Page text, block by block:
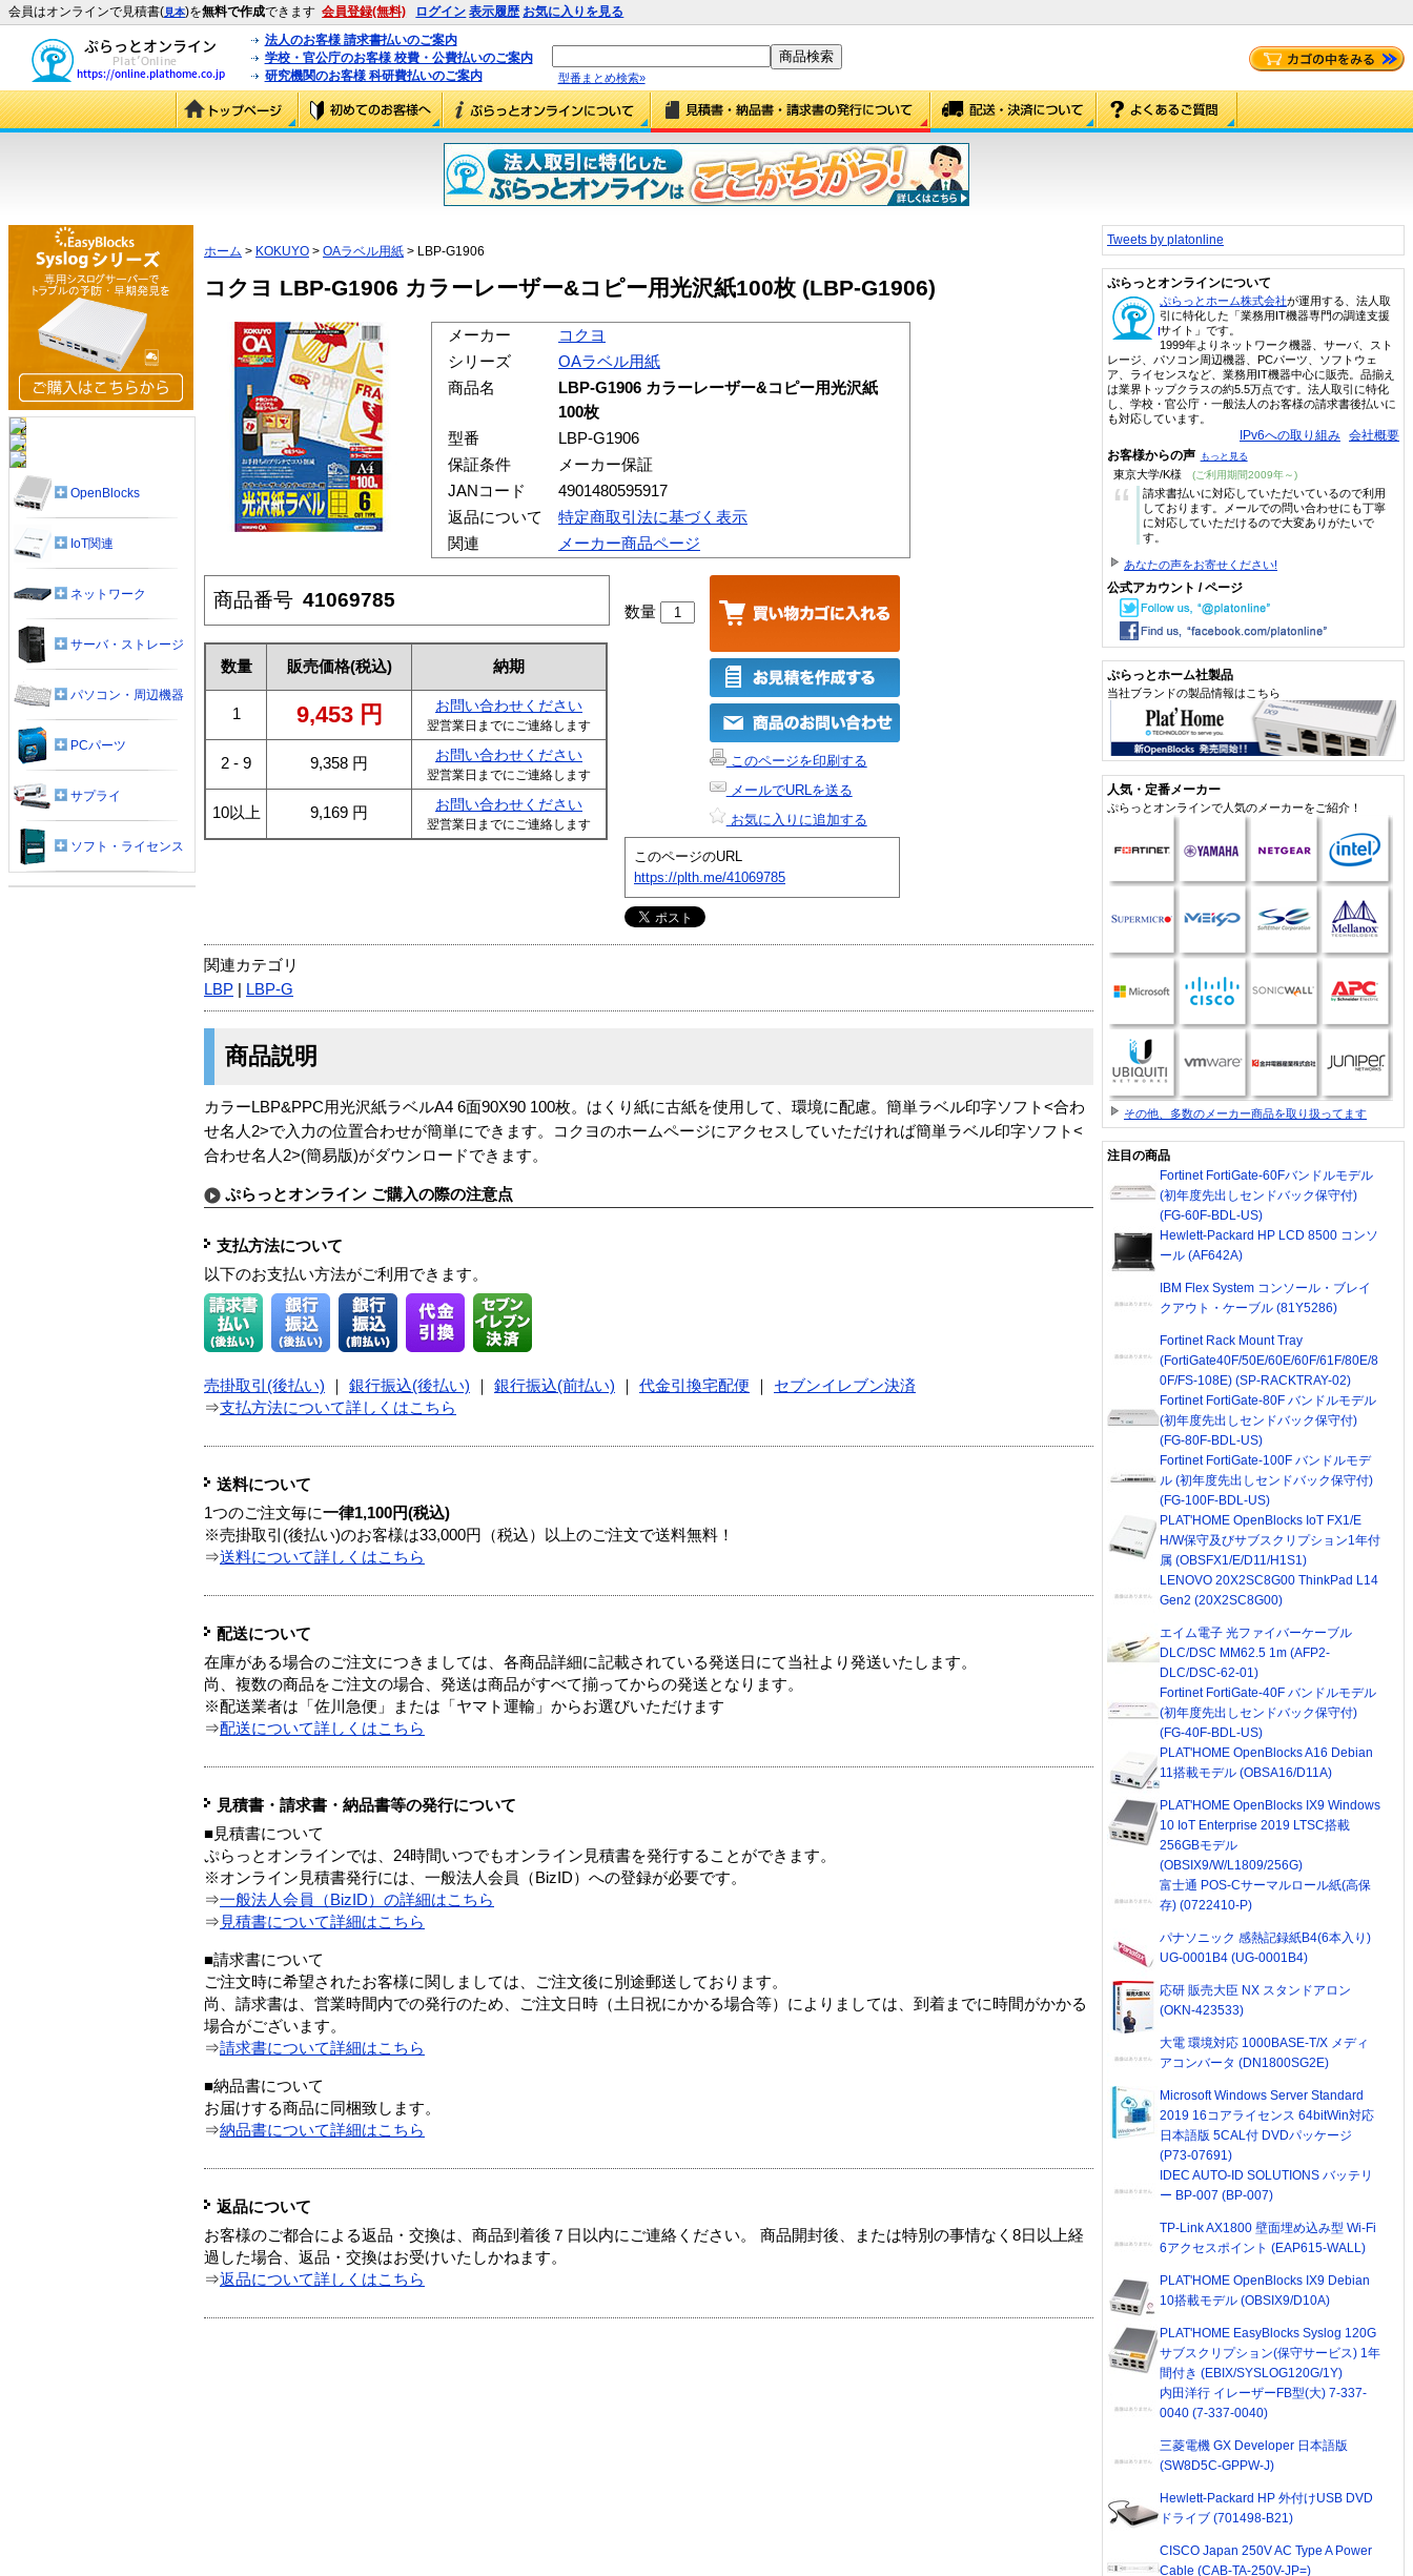
会員はオンラインで見積書(見本)を無料で作成できます 会員登録(無料) ログイン 表示履歴 お気に入りを見る
法人のお客様 請求書払いのご案内
学校・官公庁のお客様 校費・公費払いのご案内
研究機関のお客様 科研費払いのご案内
型番まとめ検索»
ホーム > KOKUYO > OAラベル用紙 > LBP-G1906
コクヨ LBP-G1906 カラーレーザー&コピー用光沢紙100枚 (LBP-G1906)
メーカー
コクヨ
シリーズ
OAラベル用紙
商品名
LBP-G1906 カラーレーザー&コピー用光沢紙
100枚
型番
LBP-G1906
保証条件
メーカー保証
JANコード
4901480595917
返品について
特定商取引法に基づく表示
関連
メーカー商品ページ
商品番号 41069785
数量 販売価格(税込) 納期
1 9,453 円 お問い合わせください
翌営業日までにご連絡します
2 - 9 9,358 円 お問い合わせください
翌営業日までにご連絡します
10以上 9,169 円 お問い合わせください
翌営業日までにご連絡します
数量
このページを印刷する
メールでURLを送る
お気に入りに追加する
このページのURL
https://plth.me/41069785
関連カテゴリ
LBP
LBP-G
商品説明
カラーLBP&PPC用光沢紙ラベルA4 6面90X90 100枚。はくり紙に古紙を使用して、環境に配慮。簡単ラベル印字ソフト<合わ
せ名人2>で入力の位置合わせが簡単にできます。コクヨのホームページにアクセスしていただければ簡単ラベル印字ソフト<
合わせ名人2>(簡易版)がダウンロードできます。
ぷらっとオンライン ご購入の際の注意点
支払方法について
以下のお支払い方法がご利用できます。
売掛取引(後払い) 銀行振込(後払い) 銀行振込(前払い) 代金引換宅配便
セブンイレブン決済
⇒支払方法について詳しくはこちら
送料について
1つのご注文毎に一律1,100円(税込)
※売掛取引(後払い)のお客様は33,000円（税込）以上のご注文で送料無料！
⇒送料について詳しくはこちら
配送について
在庫がある場合のご注文につきましては、各商品詳細に記載されている発送日にて当社より発送いたします。
尚、複数の商品をご注文の場合、発送は商品がすべて揃ってからの発送となります。
※配送業者は「佐川急便」または「ヤマト運輸」からお選びいただけます
⇒配送について詳しくはこちら
見積書・請求書・納品書等の発行について
■見積書について
ぷらっとオンラインでは、24時間いつでもオンライン見積書を発行することができます。
※オンライン見積書発行には、一般法人会員（BizID）への登録が必要です。
⇒一般法人会員（BizID）の詳細はこちら
⇒ 見積書について詳細はこちら
■請求書について
ご注文時に希望されたお客様に関しましては、ご注文後に別途郵送しております。
尚、請求書は、営業時間内での発行のため、ご注文日時（土日祝にかかる場合等）によりましては、到着までに時間がかかる
場合がございます。
⇒請求書について詳細はこちら
■納品書について
お届けする商品に同梱致します。
⇒納品書について詳細はこちら
返品について
お客様のご都合による返品・交換は、商品到着後７日以内にご連絡ください。 商品開封後、または特別の事情なく8日以上経
過した場合、返品・交換はお受けいたしかねます。
⇒返品について詳しくはこちら
OpenBlocks
IoT関連
ネットワーク
サーバ・ストレージ
パソコン・周辺機器
PCパーツ
サプライ
ソフト・ライセンス
Tweets by platonline
ぷらっとオンラインについて
ぷらっとホーム株式会社が運用する、法人取
引に特化した「業務用IT機器専門の調達支援
サイト」です。
1999年よりネットワーク機器、サーバ、スト
レージ、パソコン周辺機器、PCパーツ、ソフトウェ
ア、ライセンスなど、業務用IT機器中心に販売。品揃え
は業界トップクラスの約5.5万点です。法人取引に特化
し、学校・官公庁・一般法人のお客様の請求書後払いに
も対応しています。
IPv6への取り組み 会社概要
お客様からの声 もっと見る
東京大学/K様 (ご利用期間2009年～)
“
請求書払いに対応していただいているので利用
しております。メールでの問い合わせにも丁寧
に対応していただけるので大変ありがたいで
す。
あなたの声をお寄せください!
公式アカウント / ページ
ぷらっとホーム社製品
当社ブランドの製品情報はこちら
人気・定番メーカー
ぷらっとオンラインで人気のメーカーをご紹介！
その他、多数のメーカー商品を取り扱ってます
注目の商品
Fortinet FortiGate-60Fバンドルモデル
(初年度先出しセンドバック保守付)
(FG-60F-BDL-US)
Hewlett-Packard HP LCD 8500 コンソ
ール (AF642A)
IBM Flex System コンソール・ブレイ
クアウト・ケーブル (81Y5286)
Fortinet Rack Mount Tray
(FortiGate40F/50E/60E/60F/61F/80E/8
0F/FS-108E) (SP-RACKTRAY-02)
Fortinet FortiGate-80F バンドルモデル
(初年度先出しセンドバック保守付)
(FG-80F-BDL-US)
Fortinet FortiGate-100F バンドルモデ
ル (初年度先出しセンドバック保守付)
(FG-100F-BDL-US)
PLAT'HOME OpenBlocks IoT FX1/E
H/W保守及びサブスクリプション1年付
属 (OBSFX1/E/D11/H1S1)
LENOVO 20X2SC8G00 ThinkPad L14
Gen2 (20X2SC8G00)
エイム電子 光ファイバーケーブル
DLC/DSC MM62.5 1m (AFP2-
DLC/DSC-62-01)
Fortinet FortiGate-40F バンドルモデル
(初年度先出しセンドバック保守付)
(FG-40F-BDL-US)
PLAT'HOME OpenBlocks A16 Debian
11搭載モデル (OBSA16/D11A)
PLAT'HOME OpenBlocks IX9 Windows
10 IoT Enterprise 2019 LTSC搭載
256GBモデル
(OBSIX9/W/L1809/256G)
富士通 POS-Cサーマルロール紙(高保
存) (0722410-P)
パナソニック 感熱記録紙B4(6本入り)
UG-0001B4 (UG-0001B4)
応研 販売大臣 NX スタンドアロン
(OKN-423533)
大電 環境対応 1000BASE-T/X メディ
アコンバータ (DN1800SG2E)
Microsoft Windows Server Standard
2019 16コアライセンス 64bitWin対応
日本語版 5CAL付 DVDパッケージ
(P73-07691)
IDEC AUTO-ID SOLUTIONS バッテリ
ー BP-007 (BP-007)
TP-Link AX1800 壁面埋め込み型 Wi-Fi
6アクセスポイント (EAP615-WALL)
PLAT'HOME OpenBlocks IX9 Debian
10搭載モデル (OBSIX9/D10A)
PLAT'HOME EasyBlocks Syslog 120G
サブスクリプション(保守サービス) 1年
間付き (EBIX/SYSLOG120G/1Y)
内田洋行 イレーザーFB型(大) 7-337-
0040 (7-337-0040)
三菱電機 GX Developer 日本語版
(SW8D5C-GPPW-J)
Hewlett-Packard HP 外付けUSB DVD
ドライブ (701498-B21)
CISCO Japan 250V AC Type A Power
Cable (CAB-TA-250V-JP=)